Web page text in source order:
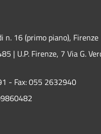
n. 16 (primo piano), Firenze
| U.P. Firenze, 7 Via G.
- Fax:055 2632940